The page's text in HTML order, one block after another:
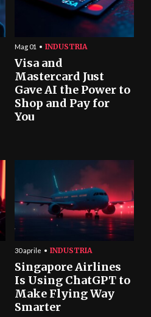
Mag 01 INDUSTRIA
Visa and
Mastercard Just
Gave AI the Power to
Shop and Pay for
You
30 aprile INDUSTRIA
Singapore Airlines
Is Using ChatGPT to
Make Flying Way
Smarter